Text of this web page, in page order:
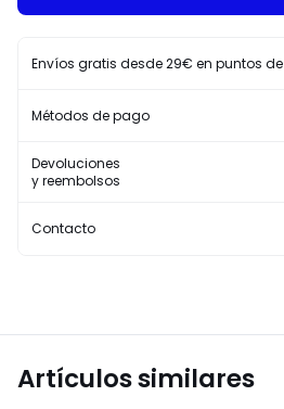
Envíos gratis desde 29€ en puntos
Métodos de pago
Devoluciones
y reembolsos
Contacto
Artículos similares